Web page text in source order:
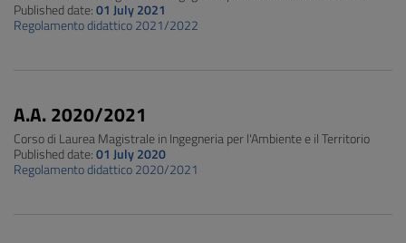
Published date:01 July 2021
Regolamento didattico 2021/2022
A.A. 2020/2021
Corso di Laurea Magistrale in Ingegneria per l'Ambiente e il Territorio
Published date:01 July 2020
Regolamento didattico 2020/2021